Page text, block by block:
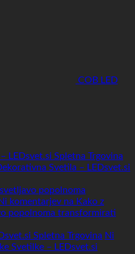
COB LED
LEDsvet.si Spletna Trgovina
Svetila – LEDsvet.si
popolnoma
komentarjev na Kako z
popolnoma transformirati
Spletna Trgovina Ni
Svetilke – LEDsvet.si